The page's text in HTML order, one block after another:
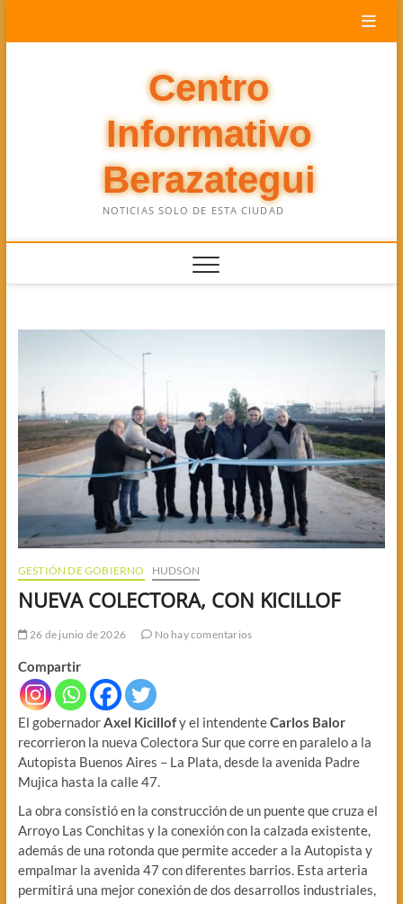
Centro
Informativo
Berazategui
NOTICIAS SOLO DE ESTA CIUDAD
GESTIÓN DE GOBIERNO HUDSON
NUEVA COLECTORA, CON KICILLOF
26 de junio de 2026 No hay comentarios
Compartir
El gobernadorAxel Kicillofy el intendenteCarlos Balor
recorrieron la nueva Colectora Sur que corre en paralelo a la
Autopista Buenos Aires – La Plata, desde la avenida Padre
Mujica hasta la calle 47.
La obra consistió en la construcción de un puente que cruza el
Arroyo Las Conchitas y la conexión con la calzada existente,
además de una rotonda que permite acceder a la Autopista y
empalmar la avenida 47 con diferentes barrios. Esta arteria
permitirá una mejor conexión de dos desarrollos industriales,